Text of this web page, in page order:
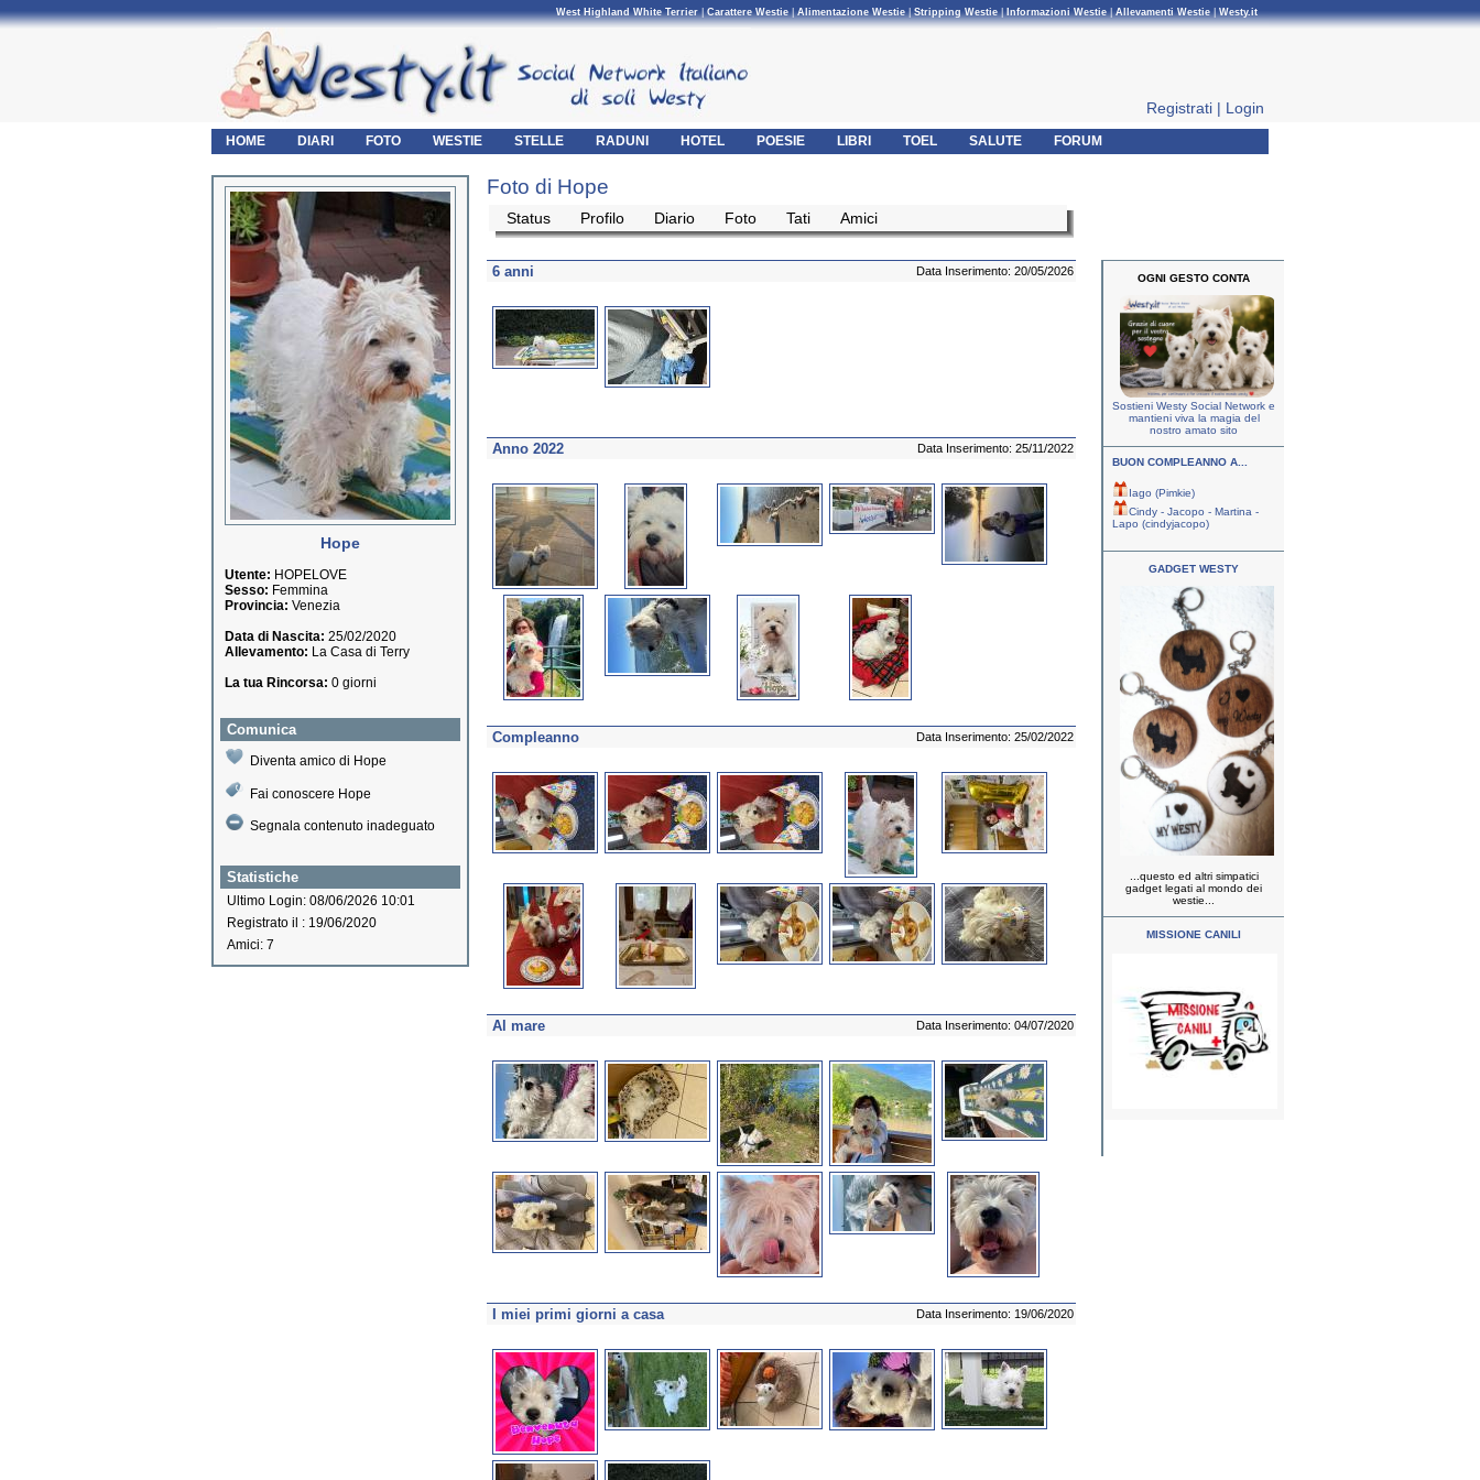
West Highland White Terrier|Carattere Westie|Alimentazione Westie|Stripping Westie| Informazioni Westie|Allevamenti Westie|Westy.it
Registrati | Login
HOME DIARI FOTO WESTIE STELLE RADUNI HOTEL POESIE LIBRI TOEL SALUTE FORUM
Hope
Utente: HOPELOVE
Sesso: Femmina
Provincia: Venezia
Data di Nascita: 25/02/2020
Allevamento: La Casa di Terry
La tua Rincorsa: 0 giorni
Comunica
Diventa amico di Hope
Fai conoscere Hope
Segnala contenuto inadeguato
Statistiche
Ultimo Login: 08/06/2026 10:01
Registrato il : 19/06/2020
Amici: 7
Foto di Hope
Status Profilo Diario Foto Tati Amici
6 anni Data Inserimento: 20/05/2026
Anno 2022 Data Inserimento: 25/11/2022
Compleanno Data Inserimento: 25/02/2022
Al mare Data Inserimento: 04/07/2020
I miei primi giorni a casa Data Inserimento: 19/06/2020
OGNI GESTO CONTA
Sostieni Westy Social Network e
mantieni viva la magia del
nostro amato sito
BUON COMPLEANNO A...
Iago (Pimkie)
Cindy - Jacopo - Martina -
Lapo (cindyjacopo)
GADGET WESTY
...questo ed altri simpatici
gadget legati al mondo dei
westie...
MISSIONE CANILI